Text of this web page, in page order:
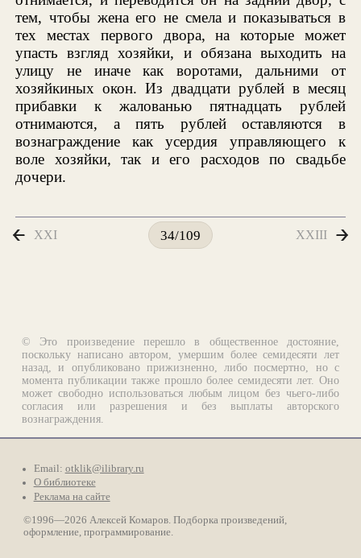
тем, чтобы жена его не смела и показываться в
тех местах первого двора, на которые может
упасть взгляд хозяйки, и обязана выходить на
улицу не иначе как воротами, дальними от
хозяйкиных окон. Из двадцати рублей в месяц
прибавки к жалованью пятнадцать рублей
отнимаются, а пять рублей оставляются в
вознаграждение как усердия управляющего к
воле хозяйки, так и его расходов по свадьбе
дочери.
XXI 34/109 XXIII
© Это произведение перешло в общественное достояние,
поскольку написано автором, умершим более семидесяти лет
назад, и опубликовано прижизненно, либо посмертно, но с
момента публикации также прошло более семидесяти лет. Оно
может свободно использоваться любым лицом без чьего-либо
согласия или разрешения и без выплаты авторского
вознаграждения.
Email: otklik@ilibrary.ru
О библиотеке
Реклама на сайте
©1996—2026 Алексей Комаров. Подборка произведений,
оформление, программирование.